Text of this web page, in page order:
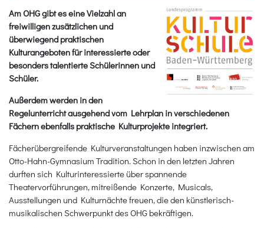
Am OHG gibt es eine Vielzahl an
freiwilligen zusätzlichen und
überwiegend praktischen
Kulturangeboten für interessierte oder
besonders talentierte Schülerinnen und
Schüler.
Außerdem werden in den
Regelunterricht ausgehend vom Lehrplan in verschiedenen
Fächern ebenfalls praktische Kulturprojekte integriert.
Fächerübergreifende Kulturveranstaltungen haben inzwischen am
Otto-Hahn-Gymnasium Tradition. Schon in den letzten Jahren
durften sich Kulturinteressierte über spannende
Theatervorführungen, mitreißende Konzerte, Musicals,
Ausstellungen und Kulturnächte freuen, die den künstlerisch-
musikalischen Schwerpunkt des OHG bekräftigen.